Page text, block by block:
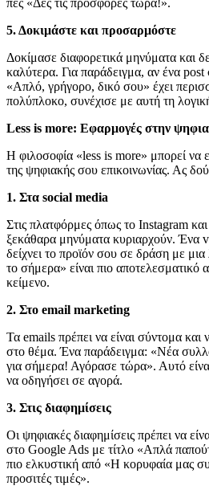
5. Δοκιμάστε και προσαρμόστε
Δοκίμασε διαφορετικά μηνύματα και
καλύτερα. Για παράδειγμα, αν ένα
«Απλό, γρήγορο, δικό σου» έχει
πολύπλοκο, συνέχισε με αυτή τη
Less is more: Εφαρμογές στην
Η φιλοσοφία «less is more» μπορεί να
της ψηφιακής σου επικοινωνίας. Ας
1. Στα social media
Στις πλατφόρμες όπως το Instagram
ξεκάθαρα μηνύματα κυριαρχούν. Ένα
δείχνει το προϊόν σου σε δράση με
το σήμερα» είναι πιο αποτελεσματικό
κείμενο.
2. Στο email marketing
Τα emails πρέπει να είναι σύντομα και
στο θέμα. Ένα παράδειγμα: «Νέα
για σήμερα! Αγόρασε τώρα». Αυτό
να οδηγήσει σε αγορά.
3. Στις διαφημίσεις
Οι ψηφιακές διαφημίσεις πρέπει να
στο Google Ads με τίτλο «Απλά
πιο ελκυστική από «Η κορυφαία μας
προσιτές τιμές».